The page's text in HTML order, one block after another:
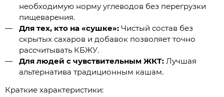
необходимую норму углеводов без перегрузки
пищеварения.
Для тех, кто на «сушке»:Чистый состав без
скрытых сахаров и добавок позволяет точно
рассчитывать КБЖУ.
Для людей с чувствительным ЖКТ:Лучшая
альтернатива традиционным кашам.
Краткие характеристики: